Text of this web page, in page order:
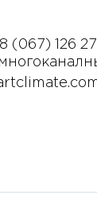
(067) 126